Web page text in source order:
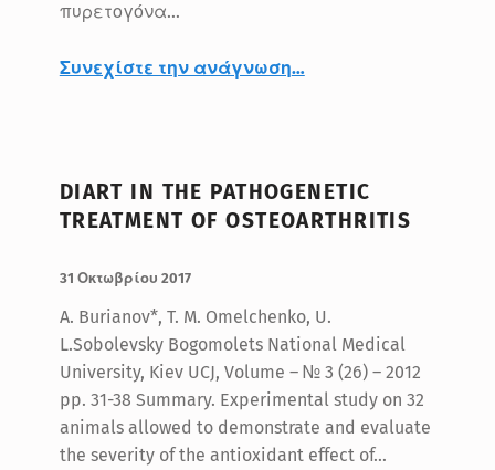
πυρετογόνα…
Συνεχίστε την ανάγνωση…
DIART IN THE PATHOGENETIC
TREATMENT OF OSTEOARTHRITIS
31 Οκτωβρίου 2017
A. Burianov*, T. M. Omelchenko, U.
L.Sobolevsky Bogomolets National Medical
University, Kiev UCJ, Volume – № 3 (26) – 2012
pp. 31-38 Summary. Experimental study on 32
animals allowed to demonstrate and evaluate
the severity of the antioxidant effect of…